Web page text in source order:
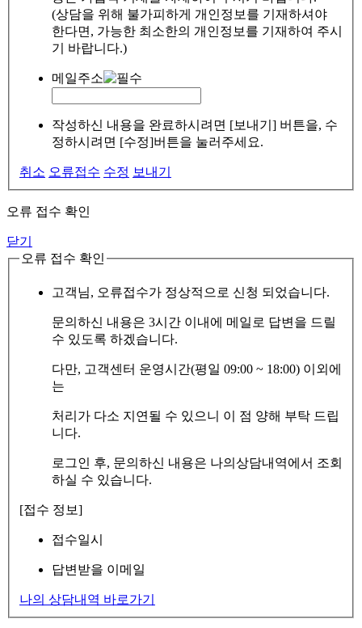
(상담을 위해 불가피하게 개인정보를 기재하셔야
한다면, 가능한 최소한의 개인정보를 기재하여 주시
기 바랍니다.)
메일주소
작성하신 내용을 완료하시려면 [보내기] 버튼을, 수
정하시려면 [수정]버튼을 눌러주세요.
취소 오류접수 수정 보내기
오류 접수 확인
닫기
오류 접수 확인
고객님, 오류접수가 정상적으로 신청 되었습니다.
문의하신 내용은 3시간 이내에 메일로 답변을 드릴
수 있도록 하겠습니다.
다만, 고객센터 운영시간(평일 09:00 ~ 18:00) 이외에
는
처리가 다소 지연될 수 있으니 이 점 양해 부탁 드립
니다.
로그인 후, 문의하신 내용은 나의상담내역에서 조회
하실 수 있습니다.
[접수 정보]
접수일시
답변받을 이메일
나의 상담내역 바로가기